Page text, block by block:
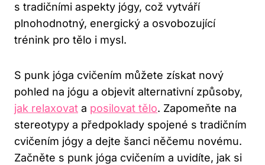
s tradičními aspekty‍ jógy,⁢ což vytváří
plnohodnotný, energický a osvobozující
trénink pro‌ tělo i mysl.
S punk jóga cvičením můžete ​získat nový
pohled ‍na jógu a objevit alternativní způsoby,
jak relaxovat a ⁣ posilovat tělo. ⁢Zapomeňte na
stereotypy a⁣ předpoklady spojené⁢ s tradičním
cvičením​ jógy ‌a⁢ dejte šanci něčemu novému.
Začněte s punk jóga cvičením​ a uvidíte, jak si